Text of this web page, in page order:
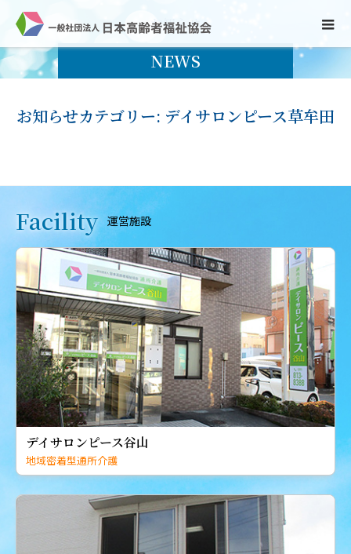
NEWS
お知らせ
お知らせカテゴリー: デイサロンピース草牟田
Facility 運営施設
デイサロンピース谷山
地域密着型通所介護